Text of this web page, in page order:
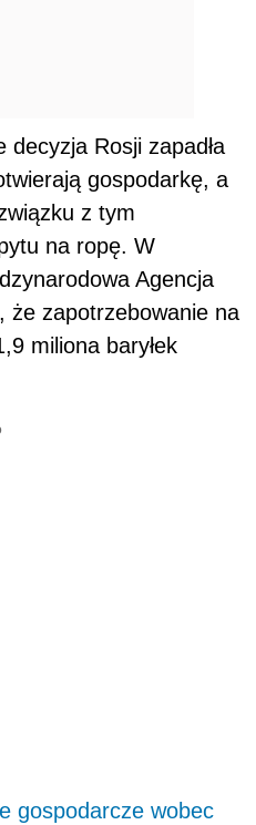
Rosji zapadła
gospodarkę, a
z tym
na ropę. W
Agencja
że zapotrzebowanie na
miliona baryłek
gospodarcze wobec